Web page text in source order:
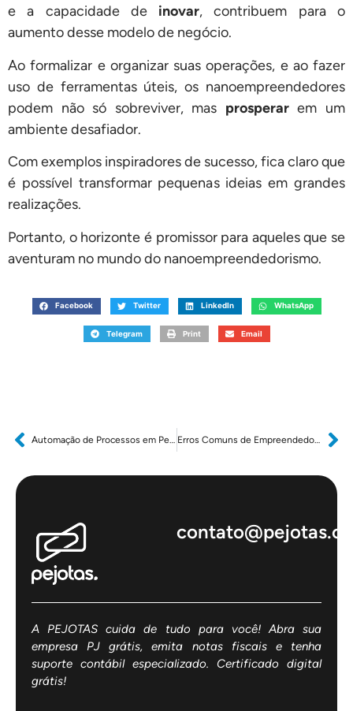
e a capacidade de inovar, contribuem para o
aumento desse modelo de negócio.
Ao formalizar e organizar suas operações, e ao fazer
uso de ferramentas úteis, os nanoempreendedores
podem não só sobreviver, mas prosperarem um
ambiente desafiador.
Com exemplos inspiradores de sucesso, fica claro que
é possível transformar pequenas ideias em grandes
realizações.
Portanto, o horizonte é promissor para aqueles que se
aventuram no mundo do nanoempreendedorismo.
Facebook Twitter LinkedIn WhatsApp
Telegram Print Email
Automação de Processos em Pequenas Empresas Erros Comuns de Empreendedores no Uso do Pix — e Como Evitá-los
A PEJOTAS cuida de tudo para você! Abra sua
empresa PJ grátis, emita notas fiscais e tenha
suporte contábil especializado. Certificado digital
grátis!